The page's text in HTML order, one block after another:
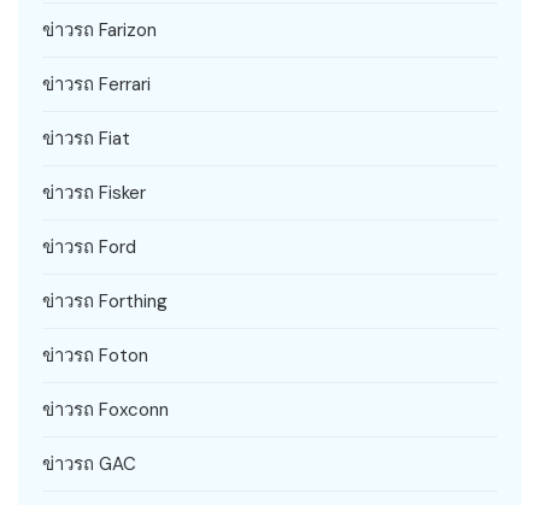
ข่าวรถ Farizon
ข่าวรถ Ferrari
ข่าวรถ Fiat
ข่าวรถ Fisker
ข่าวรถ Ford
ข่าวรถ Forthing
ข่าวรถ Foton
ข่าวรถ Foxconn
ข่าวรถ GAC